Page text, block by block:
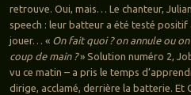
retrouve. Oui, mais… Le chanteur,
speech : leur batteur a été testé
jouer… « On fait quoi ? on annule ou
coup de main ?» Solution numéro 2,
vu ce matin – a pris le temps
dirige, acclamé, derrière la batterie. Et